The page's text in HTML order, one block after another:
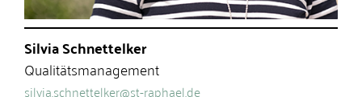
Silvia Schnettelker
Qualitätsmanagement
silvia.schnettelker@st-raphael.de